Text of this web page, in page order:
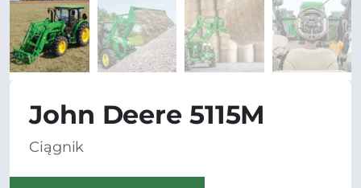
John Deere 5115M
Ciągnik